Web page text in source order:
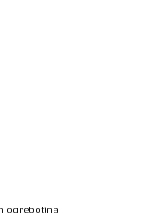
ogrebotina